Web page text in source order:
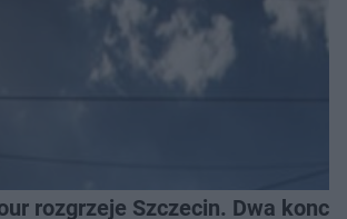
rozgrzeje Szczecin. Dwa